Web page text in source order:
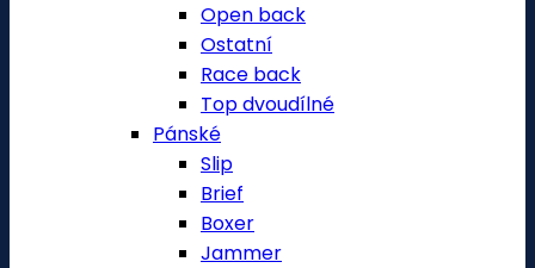
Open back
Ostatní
Race back
Top dvoudílné
Pánské
Slip
Brief
Boxer
Jammer